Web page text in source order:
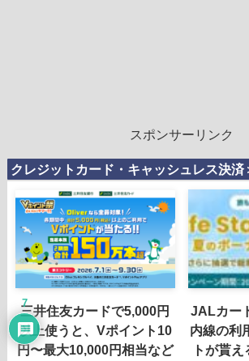
スポンサーリンク
クレジットカード・キャッシュレス決済
三井住友カードで5,000円
以上使うと、Vポイント10
円〜最大10,000円相当など
JALカー
内線の利
トが貰
7